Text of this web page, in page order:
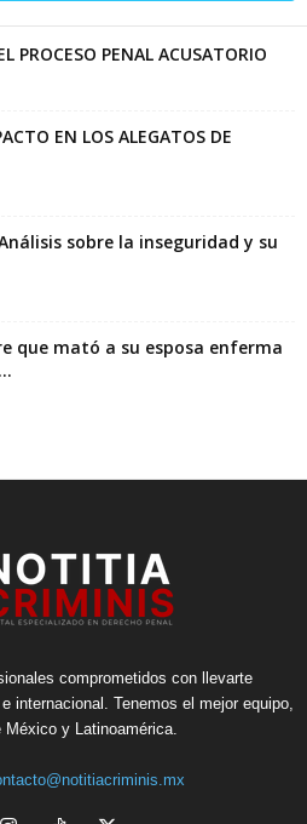
PROCESO PENAL ACUSATORIO
EN LOS ALEGATOS DE
sobre la inseguridad y su
que mató a su esposa enferma
comprometidos con llevarte
internacional. Tenemos el mejor equipo,
México y Latinoamérica.